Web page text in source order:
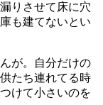
りさせて床に穴
も建てないとい
が。自分だけの
たち連れてる時
けて小さいのを